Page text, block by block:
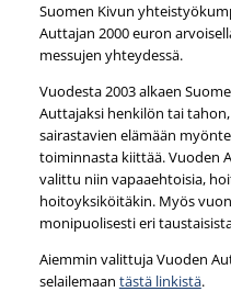
Suomen Kivun
Auttajan 2000 euron
messujen yhteydessä.
Vuodesta 2003 alkaen
Auttajaksi henkilön tai
sairastavien elämään
toiminnasta kiittää. Vuoden
valittu niin vapaaehtoisia,
hoitoyksiköitäkin. Myös
monipuolisesti eri
Aiemmin valittuja Vuoden
selailemaan tästä linkistä.